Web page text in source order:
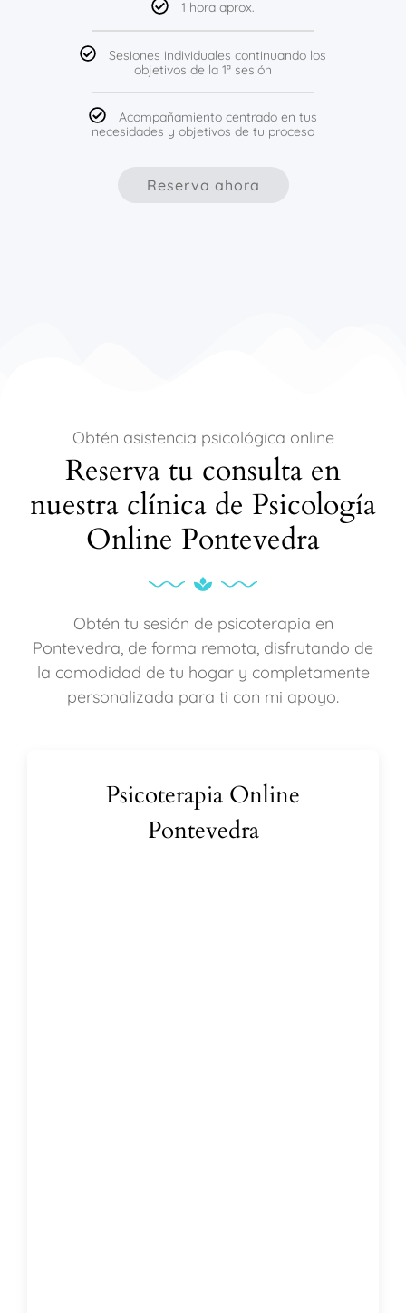
1 hora aprox.
Sesiones individuales continuando los
objetivos de la 1ª sesión
Acompañamiento centrado en tus
necesidades y objetivos de tu proceso
Reserva ahora
Obtén asistencia psicológica online
Reserva tu consulta en
nuestra clínica de Psicología
Online Pontevedra
Obtén tu sesión de psicoterapia en
Pontevedra, de forma remota, disfrutando de
la comodidad de tu hogar y completamente
personalizada para ti con mi apoyo.
Psicoterapia Online
Pontevedra